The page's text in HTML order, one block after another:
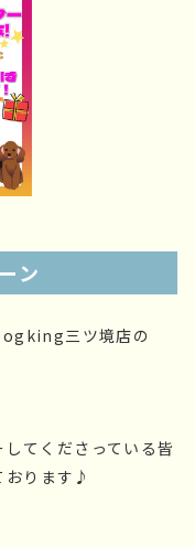
ン
三ツ境店の
てくださっている皆
おります♪